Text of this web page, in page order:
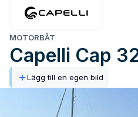
MOTORBÅT
Capelli Cap
Lägg till en egen bild